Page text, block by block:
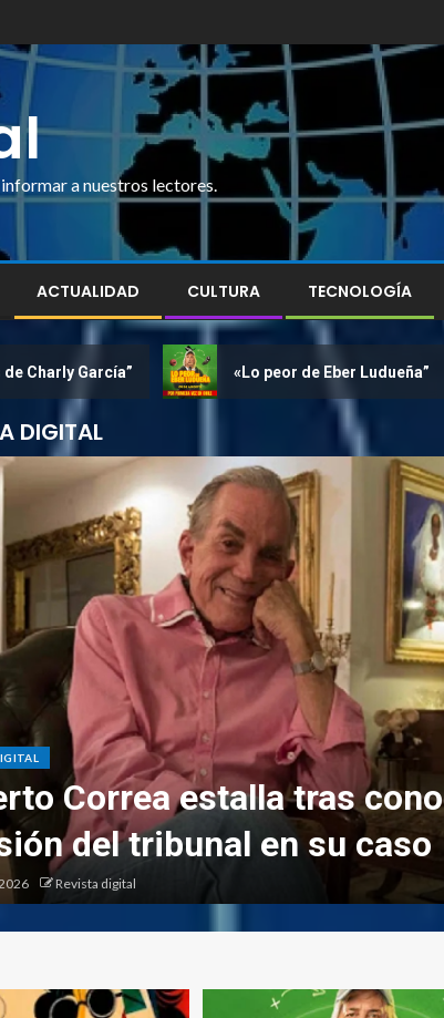
a nuestros lectores.
ACTUALIDAD CULTURA TECNOLOGÍA
«Lo peor de Eber Ludueña”
DIGITAL
Correa estalla tras
del tribunal en su caso
Revista digital